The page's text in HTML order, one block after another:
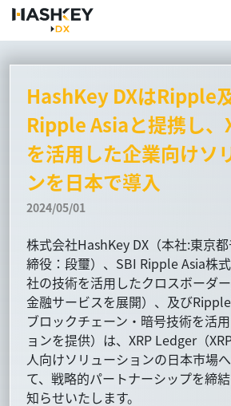
HashKey DXはRipple
Ripple Asiaと提携し
を活用した企業向けソ
ンを日本で導入
2024/05/01
株式会社HashKey DX（本社:東京
締役：段璽）、SBI Ripple Asia株
社の技術を活用したクロスボーダ
金融サービスを展開）、及び
ブロックチェーン・暗号技術を活
ョンを提供）は、XRP Ledger（
人向けソリューションの日本市場
て、戦略的パートナーシップを締
知らせいたします。